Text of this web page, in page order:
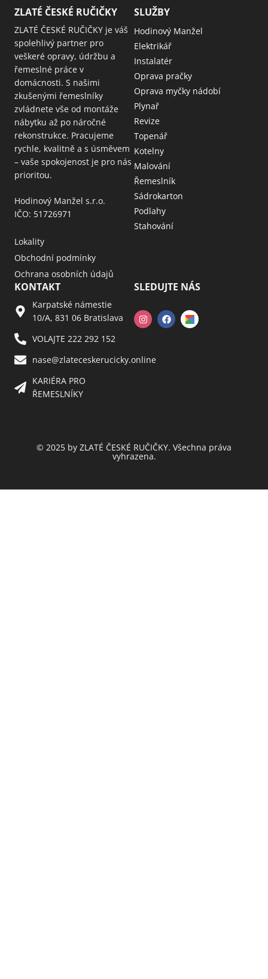
ZLATÉ ČESKÉ RUČIČKY
ZLATÉ ČESKÉ RUČIČKY je váš
spolehlivý partner pro
veškeré opravy, údržbu a
řemeslné práce v
domácnosti. S našimi
zkušenými řemeslníky
zvládnete vše od montáže
nábytku až po náročné
rekonstrukce. Pracujeme
rychle, kvalitně a s úsměvem
– vaše spokojenost je pro nás
prioritou.
Hodinový Manžel s.r.o.
IČO: 51726971
Lokality
Obchodní podmínky
Ochrana osobních údajů
SLUŽBY
Hodinový Manžel
Elektrikář
Instalatér
Oprava pračky
Oprava myčky nádobí
Plynař
Revize
Topenář
Kotelny
Malování
Řemeslník
Sádrokarton
Podlahy
Stahování
KONTAKT
Karpatské námestie
10/A, 831 06 Bratislava
VOLAJTE 222 292 152
nase@zlateceskerucicky.online
KARIÉRA PRO
ŘEMESLNÍKY
SLEDUJTE NÁS
© 2025 by ZLATÉ ČESKÉ RUČIČKY. Všechna práva
vyhrazena.